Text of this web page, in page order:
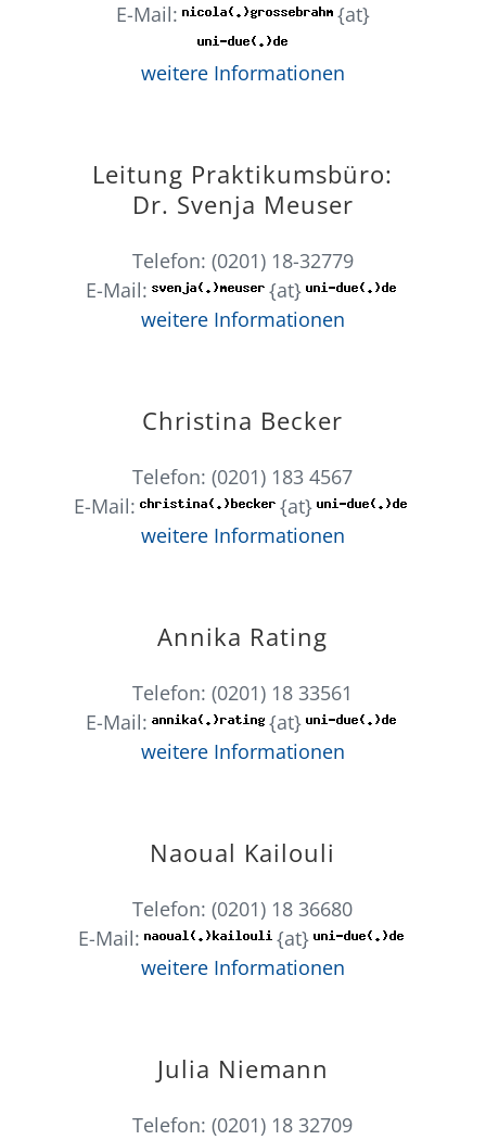
E-Mail: {at}
weitere Informationen
Leitung Praktikumsbüro:
Dr. Svenja Meuser
Telefon: (0201) 18-32779
E-Mail:
{at}
weitere Informationen
Christina Becker
Telefon: (0201) 183 4567
E-Mail:
{at}
weitere Informationen
Annika Rating
Telefon: (0201) 18 33561
E-Mail:
{at}
weitere Informationen
Naoual Kailouli
Telefon: (0201) 18 36680
E-Mail:
{at}
weitere Informationen
Julia Niemann
Telefon: (0201) 18 32709